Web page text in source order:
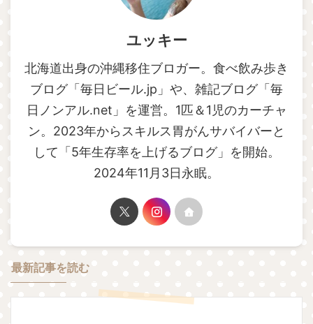
ユッキー
北海道出身の沖縄移住ブロガー。食べ飲み歩き
ブログ「毎日ビール.jp」や、雑記ブログ「毎
日ノンアル.net」を運営。1匹＆1児のカーチャ
ン。2023年からスキルス胃がんサバイバーと
して「5年生存率を上げるブログ」を開始。
2024年11月3日永眠。
最新記事を読む